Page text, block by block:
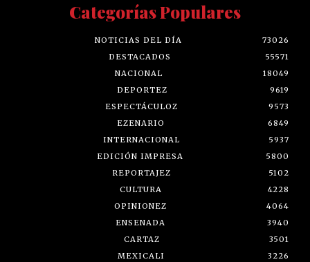
Categorías Populares
NOTICIAS DEL DÍA
73026
DESTACADOS
55571
NACIONAL
18049
DEPORTEZ
9619
ESPECTÁCULOZ
9573
EZENARIO
6849
INTERNACIONAL
5937
EDICIÓN IMPRESA
5800
REPORTAJEZ
5102
CULTURA
4228
OPINIONEZ
4064
ENSENADA
3940
CARTAZ
3501
MEXICALI
3226